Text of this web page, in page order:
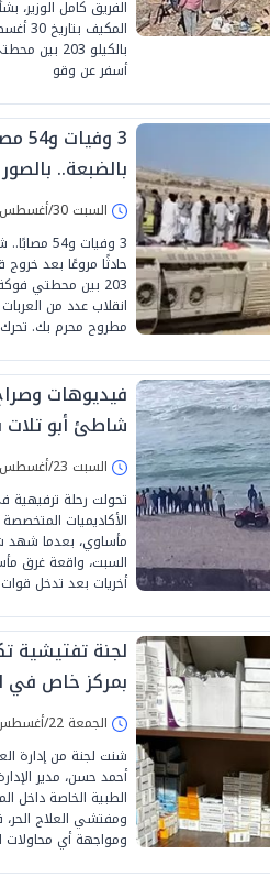
بالكيلو
أسفر عن وقو
3
بالضبعة.. بالصور
السبت 30/أغسطس/2025 - 06:25 م
3 وفيات
203 بين محطتي
انقلاب عدد من
مطروح محرم بك. تحرك
شاطئ أبو تلات
السبت 23/أغسطس/2025 - 04:13 م
تحولت رحلة
الأكاديميات
مأساوي، بعدما شهد
أخريات بعد تدخل
لجنة تفتيشية
بمركز خاص في
الجمعة 22/أغسطس/2025 - 07:19 م
شنت لجنة من إدارة
أحمد حسن، مدير
الطبية الخاصة داخل
ومفتشي العلاج
ومواجهة أي محاولات